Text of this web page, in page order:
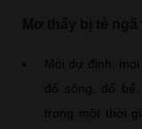
Mọi dự định,
đổ sông, đổ
trong một thời